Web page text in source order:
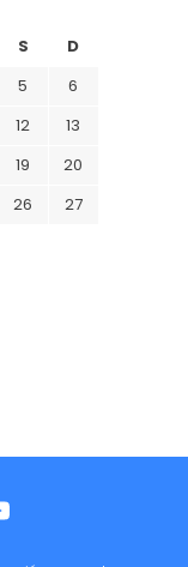
S
D
5
6
12
13
19
20
26
27